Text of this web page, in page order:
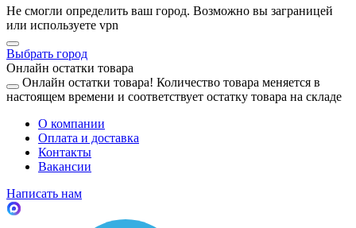
Не смогли определить ваш город. Возможно вы заграницей
или используете vpn
Выбрать город
Онлайн остатки товара
Онлайн остатки товара! Количество товара меняется в
настоящем времени и соответствует остатку товара на складе
О компании
Оплата и доставка
Контакты
Вакансии
Написать нам